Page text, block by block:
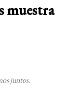
muestra
juntos.